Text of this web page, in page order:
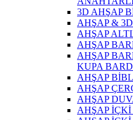
3D AHŞAP
AHŞAP &
AHŞAP
AHŞAP
AHŞAP
KUPA
AHŞAP
AHŞAP
AHŞAP
AHŞAP